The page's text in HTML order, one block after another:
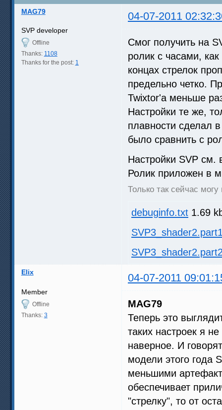
MAG79 04-07-2011
SVP developer
Offline
Thanks: 1108
Thanks for the post: 1
Смог получить на
ролик с часами,
концах стрелок
предельно четко.
Twixtor'а меньше
Настройки те же,
плавности сделал
было сравнить с
Настройки SVP
Ролик приложен в
Только так сейчас
debuginfo.txt 1.69
Elix 04-07-2011
Member
Offline
Thanks: 3
MAG79
Теперь это
таких настроек я
наверное. И
модели этого года
меньшими
обеспечивает
"стрелку", то от